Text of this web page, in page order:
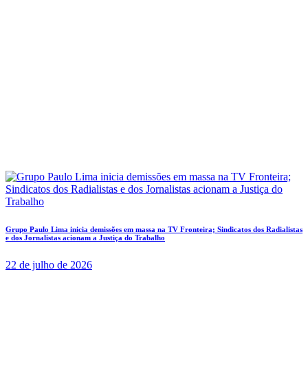
Grupo Paulo Lima inicia demissões em massa na TV Fronteira; Sindicatos dos Radialistas
e dos Jornalistas acionam a Justiça do Trabalho
22 de julho de 2026